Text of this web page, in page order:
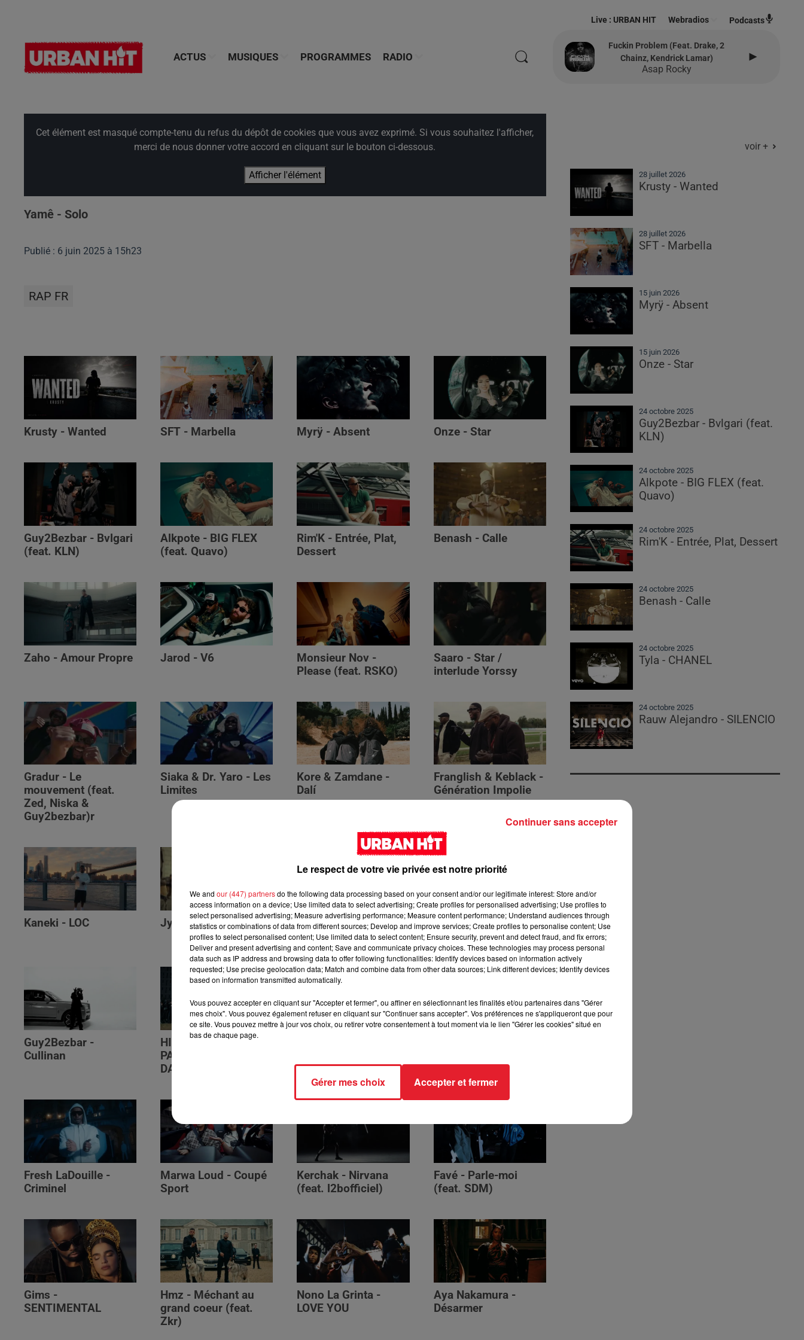
ACTUS MUSIQUES PROGRAMMES RADIO
Live : URBAN HIT Webradios Podcasts
Fuckin Problem (feat. Drake, 2
Chainz, Kendrick Lamar)
Asap Rocky
Cet élément est masqué compte-tenu du refus du dépôt de cookies que vous avez exprimé. Si vous souhaitez l'afficher,
merci de nous donner votre accord en cliquant sur le bouton ci-dessous.
Afficher l'élément
Yamê - Solo
Publié : 6 juin 2025 à 15h23
RAP FR
Krusty - Wanted SFT - Marbella Myrÿ - Absent Onze - Star
Guy2Bezbar - Bvlgari
(feat. KLN)
Alkpote - BIG FLEX
(feat. Quavo)
Rim'K - Entrée, Plat,
Dessert
Benash - Calle
Zaho - Amour Propre Jarod - V6
Monsieur Nov‬ -
Please (feat. RSKO)
Saaro - Star /
interlude Yorssy
Gradur - Le
mouvement (feat.
Zed, Niska &
Guy2bezbar)r
Siaka & Dr. Yaro - Les
Limites
Kore & Zamdane -
Dalí
Franglish & Keblack -
Génération Impolie
Kaneki - LOC Jyeuhair - AH BON Zed - Loyal
Guy2Bezbar - Big
mama
Guy2Bezbar -
Cullinan
HIMRA, NINHO, NO
PAIN NO GAIN -
DANS LE DOS
Gradur & Dadi)
Fresh LaDouille -
Criminel
Marwa Loud - Coupé
Sport
Kerchak - Nirvana
(feat. ‪l2bofficiel‬)
Favé - Parle-moi
(feat. SDM)
Gims -
SENTIMENTAL
Hmz - Méchant au
grand coeur (feat.
Zkr)
Nono La Grinta -
LOVE YOU
Aya Nakamura -
Désarmer
voir +
28 juillet 2026
Krusty - Wanted
28 juillet 2026
SFT - Marbella
15 juin 2026
Myrÿ - Absent
15 juin 2026
Onze - Star
24 octobre 2025
Guy2Bezbar - Bvlgari (feat.
KLN)
24 octobre 2025
Alkpote - BIG FLEX (feat.
Quavo)
24 octobre 2025
Rim'K - Entrée, Plat, Dessert
24 octobre 2025
Benash - Calle
24 octobre 2025
Tyla - CHANEL
24 octobre 2025
Rauw Alejandro - SILENCIO
Le respect de votre vie privée est notre priorité
We and our (447) partnersdo the following data processing based on your consent and/or our legitimate interest: Store and/or
access information on a device; Use limited data to select advertising; Create profiles for personalised advertising; Use profiles to
select personalised advertising; Measure advertising performance; Measure content performance; Understand audiences through
statistics or combinations of data from different sources; Develop and improve services; Create profiles to personalise content; Use
profiles to select personalised content; Use limited data to select content; Ensure security, prevent and detect fraud, and fix errors;
Deliver and present advertising and content; Save and communicate privacy choices. These technologies may process personal
data such as IP address and browsing data to offer following functionalities: Identify devices based on information actively
requested; Use precise geolocation data; Match and combine data from other data sources; Link different devices; Identify devices
based on information transmitted automatically.
Vous pouvez accepter en cliquant sur "Accepter et fermer", ou affiner en sélectionnant les finalités et/ou partenaires dans "Gérer
mes choix". Vous pouvez également refuser en cliquant sur "Continuer sans accepter". Vos préférences ne s'appliqueront que pour
ce site. Vous pouvez mettre à jour vos choix, ou retirer votre consentement à tout moment via le lien "Gérer les cookies" situé en
bas de chaque page.
Gérer mes choix Accepter et fermer
Continuer sans accepter